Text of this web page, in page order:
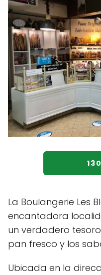
La Boulangerie Les
encantadora
un verdadero
pan fresco y los
Ubicada en la